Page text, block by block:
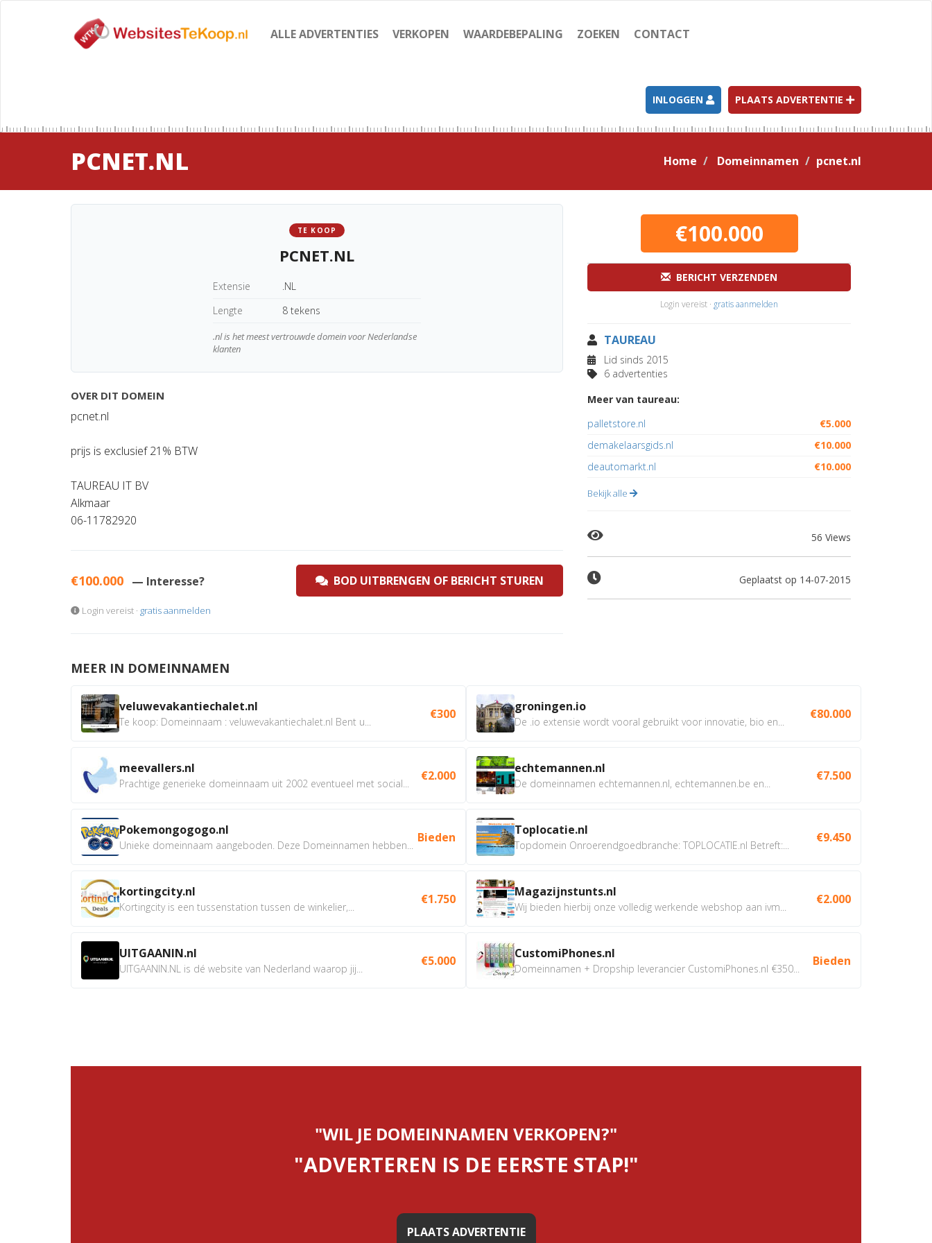
ALLE ADVERTENTIES VERKOPEN WAARDEBEPALING ZOEKEN CONTACT
INLOGGEN PLAATS ADVERTENTIE
PCNET.NL Home Domeinnamen pcnet.nl
TE KOOP
PCNET.NL
Extensie
.NL
Lengte
8 tekens
.nl is het meest vertrouwde domein voor Nederlandse
klanten
OVER DIT DOMEIN
pcnet.nl
prijs is exclusief 21% BTW
TAUREAU IT BV
Alkmaar
06-11782920
€100.000 — Interesse? BOD UITBRENGEN OF BERICHT STUREN
Login vereist · gratis aanmelden
€100.000
BERICHT VERZENDEN
Login vereist · gratis aanmelden
TAUREAU
Lid sinds 2015
6 advertenties
Meer van taureau:
palletstore.nl
€5.000
demakelaarsgids.nl
€10.000
deautomarkt.nl
€10.000
Bekijk alle
56 Views
Geplaatst op 14-07-2015
MEER IN DOMEINNAMEN
veluwevakantiechalet.nl
Te koop: Domeinnaam : veluwevakantiechalet.nl Bent u...
€300
meevallers.nl
Prachtige generieke domeinnaam uit 2002 eventueel met social...
€2.000
Pokemongogogo.nl
Unieke domeinnaam aangeboden. Deze Domeinnamen hebben...
Bieden
kortingcity.nl
Kortingcity is een tussenstation tussen de winkelier,...
€1.750
UITGAANIN.nl
UITGAANIN.NL is dé website van Nederland waarop jij...
€5.000
groningen.io
De .io extensie wordt vooral gebruikt voor innovatie, bio en...
€80.000
echtemannen.nl
De domeinnamen echtemannen.nl, echtemannen.be en...
€7.500
Toplocatie.nl
Topdomein Onroerendgoedbranche: TOPLOCATIE.nl Betreft:...
€9.450
Magazijnstunts.nl
Wij bieden hierbij onze volledig werkende webshop aan ivm...
€2.000
CustomiPhones.nl
Domeinnamen + Dropship leverancier CustomiPhones.nl €350...
Bieden
"WIL JE DOMEINNAMEN VERKOPEN?"
"ADVERTEREN IS DE EERSTE STAP!"
PLAATS ADVERTENTIE